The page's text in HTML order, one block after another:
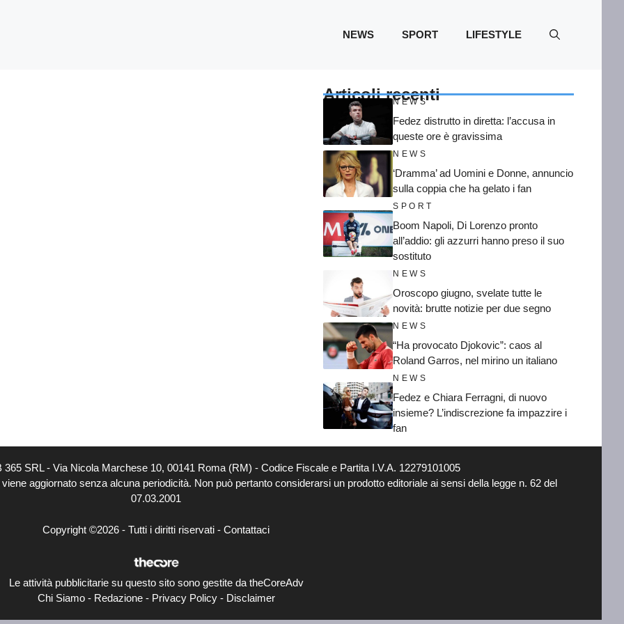
NEWS SPORT LIFESTYLE
Articoli recenti
NEWS
Fedez distrutto in diretta: l’accusa in
queste ore è gravissima
NEWS
‘Dramma’ ad Uomini e Donne, annuncio
sulla coppia che ha gelato i fan
SPORT
Boom Napoli, Di Lorenzo pronto
all’addio: gli azzurri hanno preso il suo
sostituto
NEWS
Oroscopo giugno, svelate tutte le
novità: brutte notizie per due segno
NEWS
“Ha provocato Djokovic”: caos al
Roland Garros, nel mirino un italiano
NEWS
Fedez e Chiara Ferragni, di nuovo
insieme? L’indiscrezione fa impazzire i
fan
365 SRL - Via Nicola Marchese 10, 00141 Roma (RM) - Codice Fiscale e Partita I.V.A. 12279101005
aggiornato senza alcuna periodicità. Non può pertanto considerarsi un prodotto editoriale ai sensi della legge n. 62 del
07.03.2001
Copyright ©2026 - Tutti i diritti riservati - Contattaci
Le attività pubblicitarie su questo sito sono gestite da theCoreAdv
Chi Siamo- Redazione- Privacy Policy- Disclaimer